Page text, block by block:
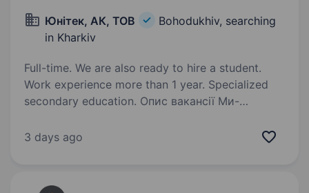
Юнітек, АК, ТОВ
Bohodukhiv, searching
in Kharkiv
Full-time. We are also ready to hire a student.
Work experience more than 1 year. Specialized
secondary education. Опис вакансії Ми-
у вирощуванні зернових та олійних культур.
команди тракториста -механізатора,…
3 days ago